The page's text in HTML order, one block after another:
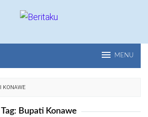
MENU
KONAWE
Tag: Bupati Konawe